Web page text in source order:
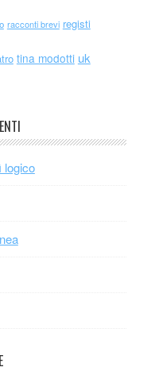
racconti brevi registi
tina modotti uk
logico